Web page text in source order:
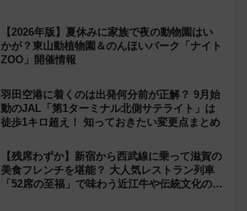
【2026年版】夏休みに家族で夜の動物園はい
かが？東山動植物園＆のんほいパーク「ナイト
ZOO」開催情報
羽田空港に着くのは出発何分前が正解？ 9月始
動のJAL「第1ターミナル北側サテライト」は
徒歩1キロ超え！ 知っておきたい変更点まとめ
【残席わずか】新宿から西武線に乗って滋賀の
美食フレンチを堪能？ 大人気レストラン列車
「52席の至福」で味わう近江牛や伝統文化の特